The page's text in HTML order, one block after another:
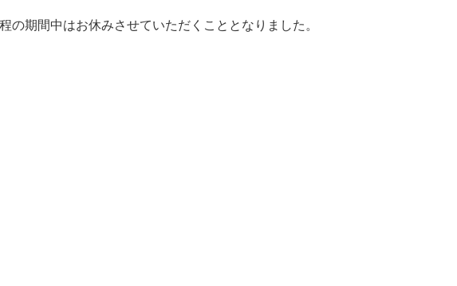
期間中はお休みさせていただくこととなりました。